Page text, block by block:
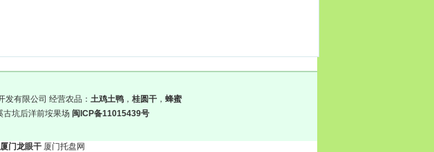
有限公司 经营农品： 土鸡土鸭 ， 桂圆干 ， 蜂蜜
坑后洋前垵果场 闽ICP备11015439号
厦门龙眼干 厦门托盘网